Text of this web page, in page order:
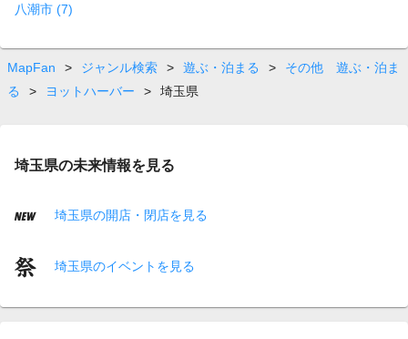
八潮市 (7)
MapFan > ジャンル検索 > 遊ぶ・泊まる >
その他 遊ぶ・泊ま
る
> ヨットハーバー > 埼玉県
埼玉県の未来情報を見る
埼玉県の開店・閉店を見る
埼玉県のイベントを見る